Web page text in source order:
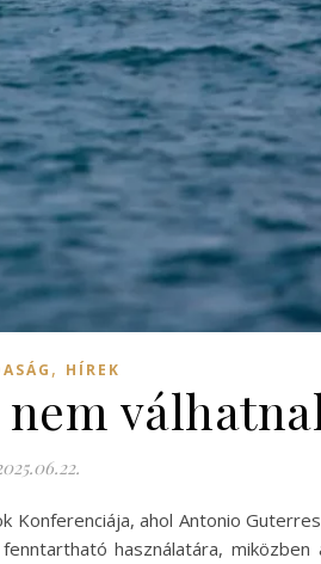
, HÍREK
Konferenciája, ahol Antonio
használatára, miközben